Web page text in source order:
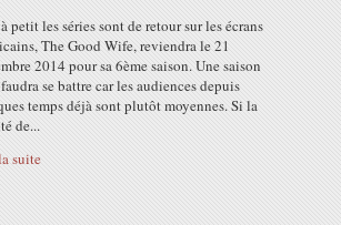
petit les séries sont de retour sur les écrans
The Good Wife, reviendra le 21
2014 pour sa 6ème saison. Une saison
se battre car les audiences depuis
temps déjà sont plutôt moyennes. Si la
de...
suite